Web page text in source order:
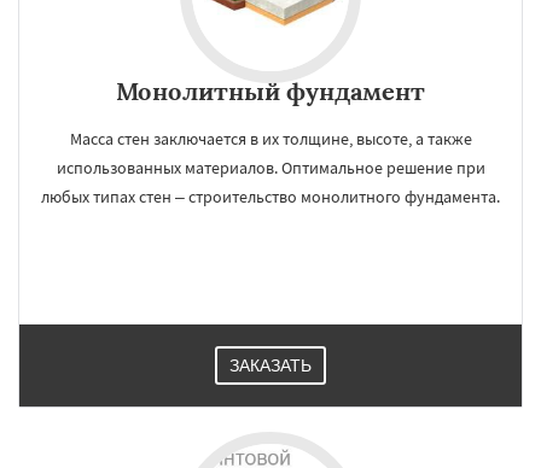
Монолитный фундамент
Масса стен заключается в их толщине, высоте, а также
использованных материалов. Оптимальное решение при
любых типах стен – строительство монолитного фундамента.
ЗАКАЗАТЬ